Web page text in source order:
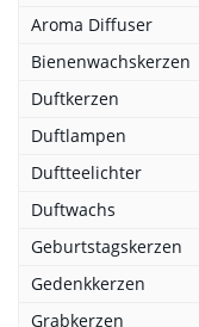
Aroma Diffuser
Bienenwachskerzen
Duftkerzen
Duftlampen
Duftteelichter
Duftwachs
Geburtstagskerzen
Gedenkkerzen
Grabkerzen